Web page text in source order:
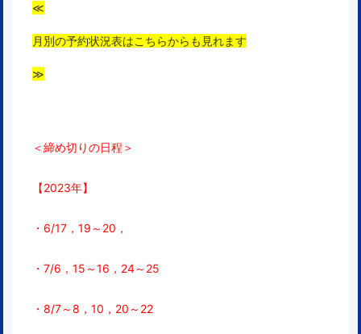
≪
月別の予約状況表はこちらからも見れます
≫
＜締め切りの日程＞
【2023年】
・6/17，19～20，
・7/6，15～16，24～25
・8/7～8，10， 20～22